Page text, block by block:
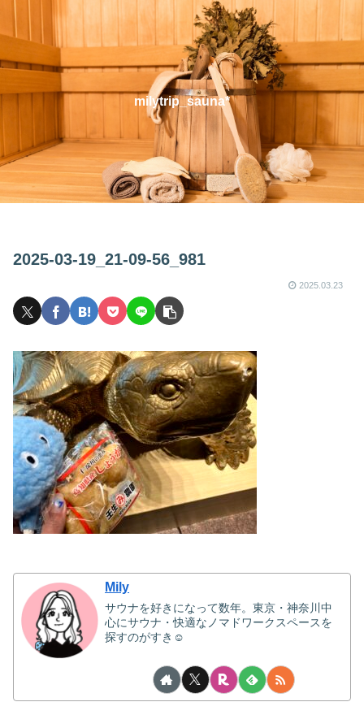
milytrip_sauna*
2025-03-19_21-09-56_981
2025.03.23
Mily
サウナを好きになって数年。東京・神奈川中
心にサウナ・快適なノマドワークスペースを
探すのがすき☺